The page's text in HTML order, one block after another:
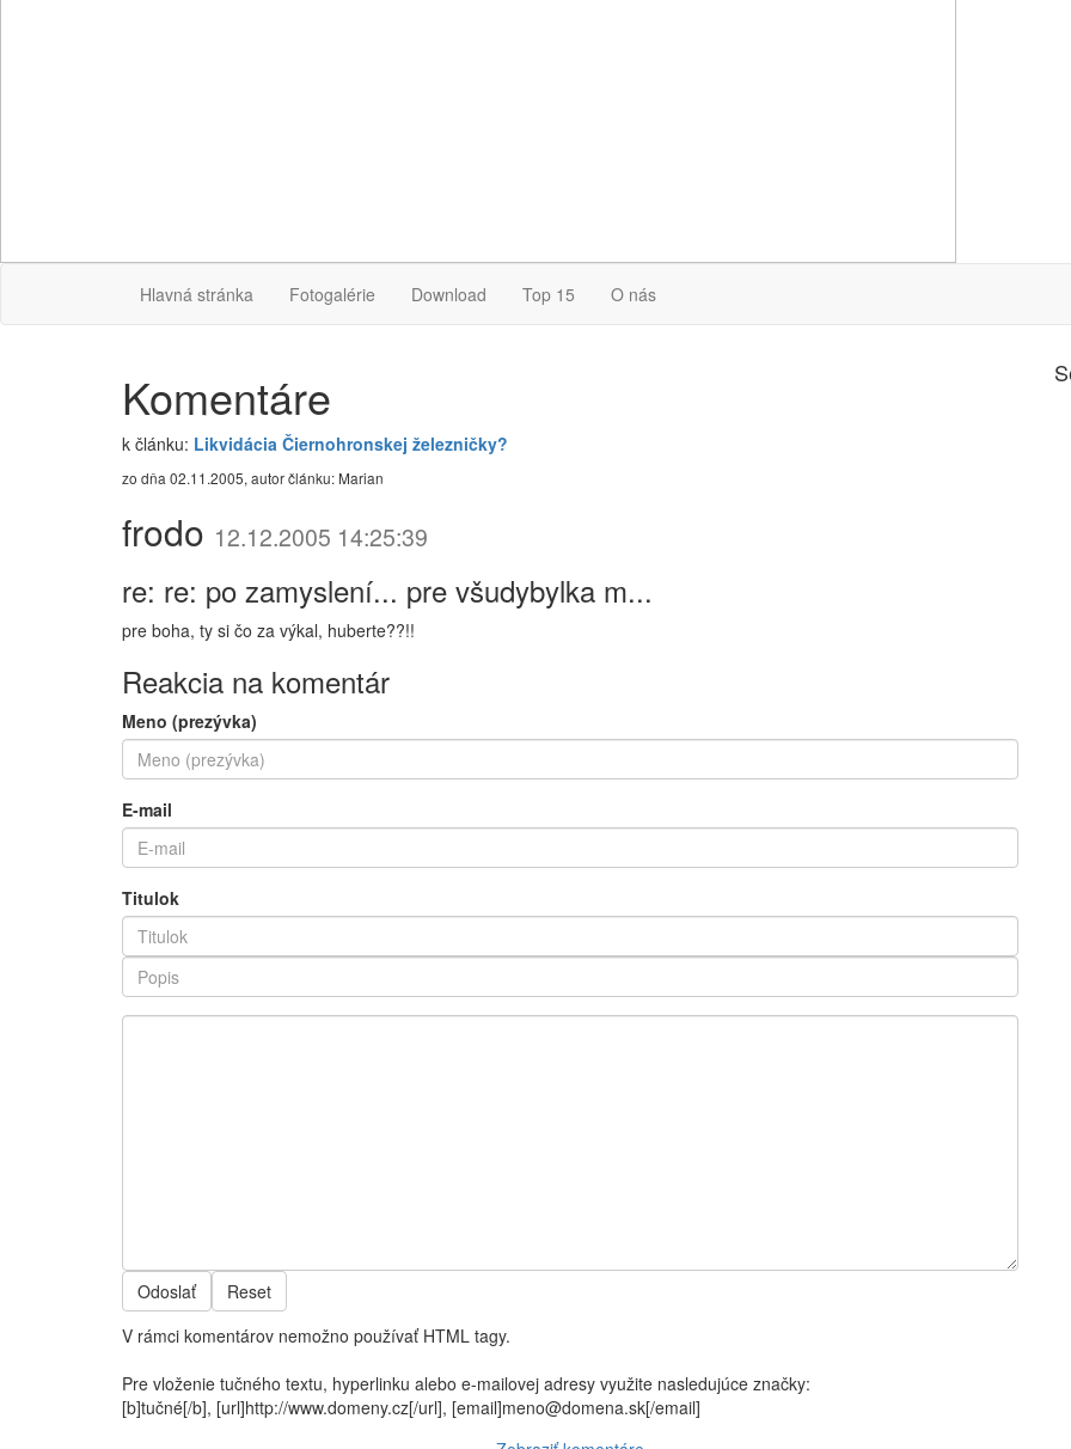
Hlavná stránka Fotogalérie Download Top 15 O nás
Komentáre
k článku: Likvidácia Čiernohronskej železničky?
zo dňa 02.11.2005, autor článku: Marian
frodo 12.12.2005 14:25:39
re: re: po zamyslení... pre všudybylka m...
pre boha, ty si čo za výkal, huberte??!!
Reakcia na komentár
Meno (prezývka)
E-mail
Titulok
Odoslať
Reset
V rámci komentárov nemožno používať HTML tagy.
Pre vloženie tučného textu, hyperlinku alebo e-mailovej adresy využite nasledujúce značky:
[b]tučné[/b], [url]http://www.domeny.cz[/url], [email]meno@domena.sk[/email]